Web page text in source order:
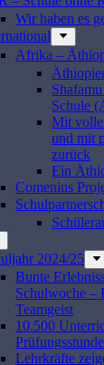
Wir haben es
Afrika –
Schule
Mit
und mit
zurück
Ein
Comenius
2024/25
Bunte
Schulwoche –
Teamgeist
10.500
Lehrkräfte